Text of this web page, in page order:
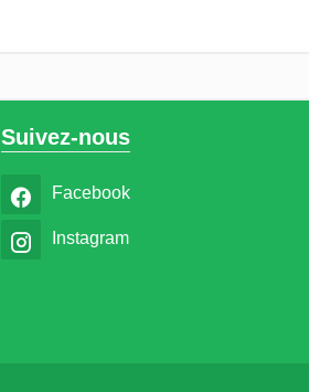
Suivez-nous
Facebook
Instagram